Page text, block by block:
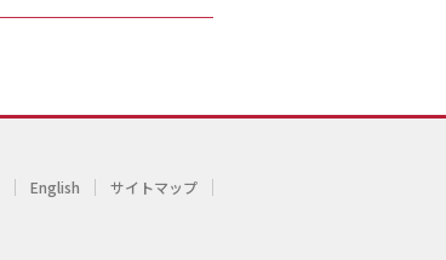
English サイトマップ